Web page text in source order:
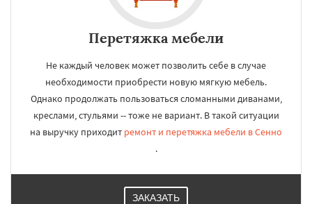
Перетяжка мебели
Не каждый человек может позволить себе в случае
необходимости приобрести новую мягкую мебель.
Однако продолжать пользоваться сломанными диванами,
креслами, стульями -- тоже не вариант. В такой ситуации
на выручку приходит ремонт и перетяжка мебели в Сенно
.
ЗАКАЗАТЬ